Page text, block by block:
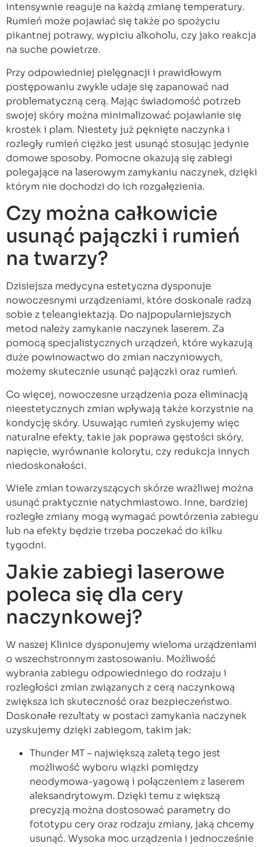
intensywnie reaguje na każdą zmianę temperatury.
Rumień może pojawiać się także po spożyciu
pikantnej potrawy, wypiciu alkoholu, czy jako reakcja
na suche powietrze.
Przy odpowiedniej pielęgnacji i prawidłowym
postępowaniu zwykle udaje się zapanować nad
problematyczną cerą. Mając świadomość potrzeb
swojej skóry można minimalizować pojawianie się
krostek i plam. Niestety już pęknięte naczynka i
rozległy rumień ciężko jest usunąć stosując jedynie
domowe sposoby. Pomocne okazują się zabiegi
polegające na laserowym zamykaniu naczynek, dzięki
którym nie dochodzi do ich rozgałęzienia.
Czy można całkowicie
usunąć pajączki i rumień
na twarzy?
Dzisiejsza medycyna estetyczna dysponuje
nowoczesnymi urządzeniami, które doskonale radzą
sobie z teleangiektazją. Do najpopularniejszych
metod należy zamykanie naczynek laserem. Za
pomocą specjalistycznych urządzeń, które wykazują
duże powinowactwo do zmian naczyniowych,
możemy skutecznie usunąć pajączki oraz rumień.
Co więcej, nowoczesne urządzenia poza eliminacją
nieestetycznych zmian wpływają także korzystnie na
kondycję skóry. Usuwając rumień zyskujemy więc
naturalne efekty, takie jak poprawa gęstości skóry,
napięcie, wyrównanie kolorytu, czy redukcja innych
niedoskonałości.
Wiele zmian towarzyszących skórze wrażliwej można
usunąć praktycznie natychmiastowo. Inne, bardziej
rozległe zmiany mogą wymagać powtórzenia zabiegu
lub na efekty będzie trzeba poczekać do kilku
tygodni.
Jakie zabiegi laserowe
poleca się dla cery
naczynkowej?
W naszej Klinice dysponujemy wieloma urządzeniami
o wszechstronnym zastosowaniu. Możliwość
wybrania zabiegu odpowiedniego do rodzaju i
rozległości zmian związanych z cerą naczynkową
zwiększa ich skuteczność oraz bezpieczeństwo.
Doskonałe rezultaty w postaci zamykania naczynek
uzyskujemy dzięki zabiegom, takim jak:
Thunder MT – największą zaletą tego jest
możliwość wyboru wiązki pomiędzy
neodymowa-yagową i połączeniem z laserem
aleksandrytowym. Dzięki temu z większą
precyzją można dostosować parametry do
fototypu cery oraz rodzaju zmiany, jaką chcemy
usunąć. Wysoka moc urządzenia i jednocześnie